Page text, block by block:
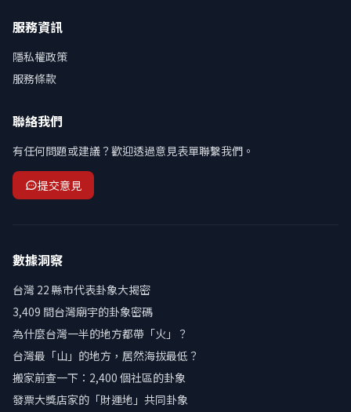
服務資訊
隱私權政策
服務條款
聯絡我們
有任何問題或建議？歡迎透過意見表單聯繫我們。
提交意見
數據洞察
台灣 22 縣市代表卦象大揭密
3,409 間台灣廟宇的卦象密碼
為什麼台灣一半的地方都帶「火」？
台灣最「山」的地方，居然海拔最低？
搬家前查一下：2,400 個社區的卦象
發票大獎店家的「財運地」共同卦象